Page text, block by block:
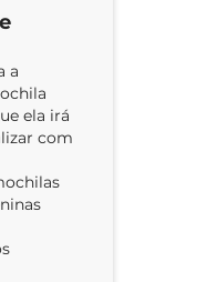
a
ela irá
com